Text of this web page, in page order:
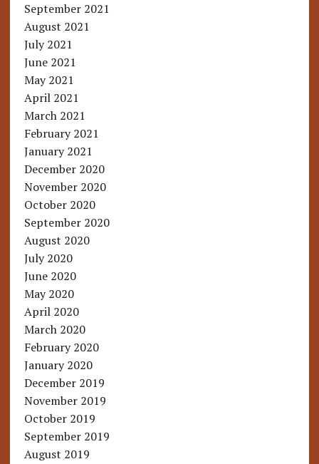
September 2021
August 2021
July 2021
June 2021
May 2021
April 2021
March 2021
February 2021
January 2021
December 2020
November 2020
October 2020
September 2020
August 2020
July 2020
June 2020
May 2020
April 2020
March 2020
February 2020
January 2020
December 2019
November 2019
October 2019
September 2019
August 2019